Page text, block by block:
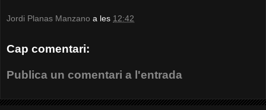
Jordi Planas Manzano a les 12:42
Cap comentari:
Publica un comentari a l'entrada